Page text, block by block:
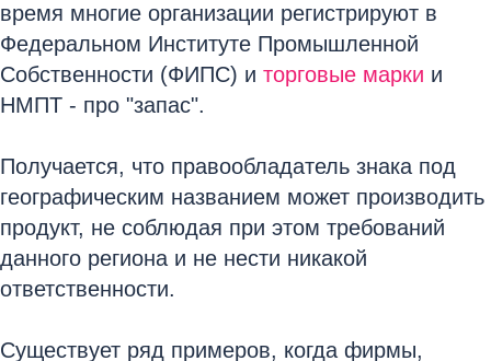
время многие организации регистрируют в
Федеральном Институте Промышленной
Собственности (ФИПС) и торговые марки и
НМПТ - про "запас".
Получается, что правообладатель знака под
географическим названием может производить
продукт, не соблюдая при этом требований
данного региона и не нести никакой
ответственности.
Существует ряд примеров, когда фирмы,